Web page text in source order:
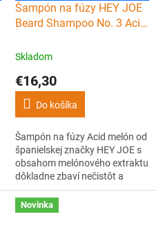
Šampón na fúzy HEY JOE
Beard Shampoo No. 3 Acid
Skladom
€16,30
Do košíka
Šampón na fúzy Acid melón od
španielskej značky HEY JOE s
obsahom melónového extraktu
dôkladne zbaví nečistôt a
zároveň vyživí a hydratuje fúzy.
Novinka